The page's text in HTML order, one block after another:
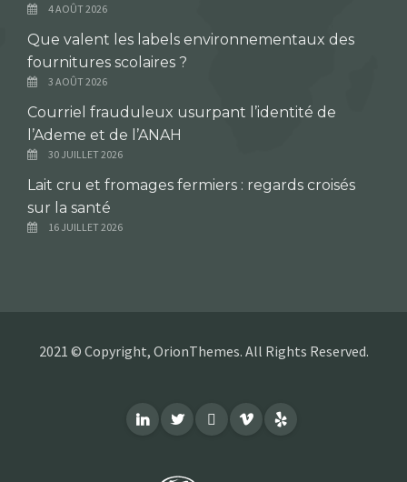
4 AOÛT 2026
Que valent les labels environnementaux des
fournitures scolaires ?
3 AOÛT 2026
Courriel frauduleux usurpant l’identité de
l’Ademe et de l’ANAH
30 JUILLET 2026
Lait cru et fromages fermiers : regards croisés
sur la santé
16 JUILLET 2026
2021 © Copyright, OrionThemes. All Rights Reserved.